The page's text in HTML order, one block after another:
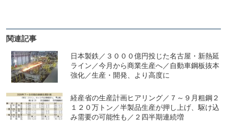
関連記事
日本製鉄／３０００億円投じた名古屋・新熱延
ライン／今月から商業生産へ／自動車鋼板抜本
強化／生産・開発、より高度に
経産省の生産計画ヒアリング／７～９月粗鋼２
１２０万トン／半製品生産が押し上げ、駆け込
み需要の可能性も／２四半期連続増